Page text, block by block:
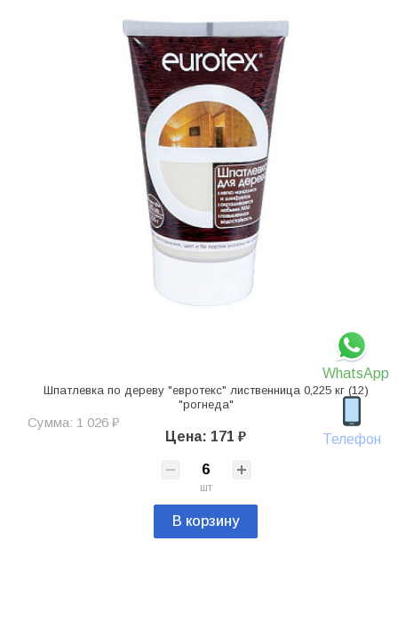
WhatsApp
Телефон
Шпатлевка по дереву "евротекс" лиственница 0,225 кг (12)
"рогнеда"
Сумма: 1 026 ₽
Цена: 171 ₽
шт
В корзину